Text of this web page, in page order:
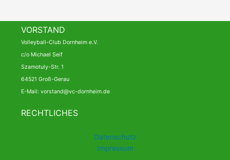
VORSTAND
Volleyball-Club Dornheim e.V.
c/o Michael Seif
Szamotuly-Str. 1
64521 Groß-Gerau
E-Mail: vorstand@vc-dornheim.de
RECHTLICHES
Datenschutz
Impressum